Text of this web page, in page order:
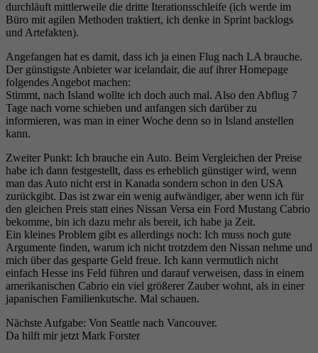
durchläuft mittlerweile die dritte Iterationsschleife (ich werde im
Büro mit agilen Methoden traktiert, ich denke in Sprint backlogs
und Artefakten).
Angefangen hat es damit, dass ich ja einen Flug nach LA brauche.
Der günstigste Anbieter war icelandair, die auf ihrer Homepage
folgendes Angebot machen:
Stimmt, nach Island wollte ich doch auch mal. Also den Abflug 7
Tage nach vorne schieben und anfangen sich darüber zu
informieren, was man in einer Woche denn so in Island anstellen
kann.
Zweiter Punkt: Ich brauche ein Auto. Beim Vergleichen der Preise
habe ich dann festgestellt, dass es erheblich günstiger wird, wenn
man das Auto nicht erst in Kanada sondern schon in den USA
zurückgibt. Das ist zwar ein wenig aufwändiger, aber wenn ich für
den gleichen Preis statt eines Nissan Versa ein Ford Mustang Cabrio
bekomme, bin ich dazu mehr als bereit, ich habe ja Zeit.
Ein kleines Problem gibt es allerdings noch: Ich muss noch gute
Argumente finden, warum ich nicht trotzdem den Nissan nehme und
mich über das gesparte Geld freue. Ich kann vermutlich nicht
einfach Hesse ins Feld führen und darauf verweisen, dass in einem
amerikanischen Cabrio ein viel größerer Zauber wohnt, als in einer
japanischen Familienkutsche. Mal schauen.
Nächste Aufgabe: Von Seattle nach Vancouver.
Da hilft mir jetzt Mark Forster